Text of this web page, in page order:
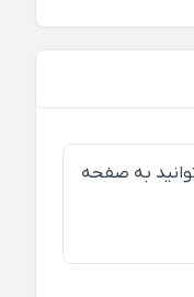
به صفحه